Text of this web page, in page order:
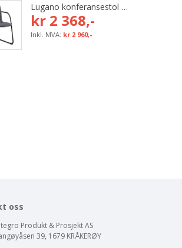
Lugano konferansestol med grå tekstil og svart bøyleunderstell
kr 2 368,-
kr 2 960,-
oss
Produkt & Prosjekt AS
39, 1679 KRÅKERØY